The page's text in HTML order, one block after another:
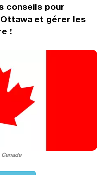
conseils pour
et gérer les
!
Canada